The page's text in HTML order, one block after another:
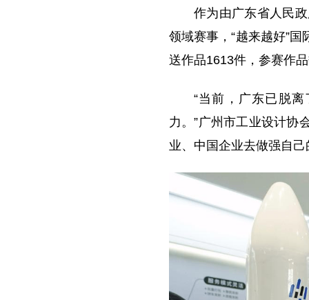
作为由广东省人民
领域赛事，“越来越好”
送作品1613件，参赛作
“当前，广东已脱
力。”广州市工业设计协
业、中国企业去做强自己